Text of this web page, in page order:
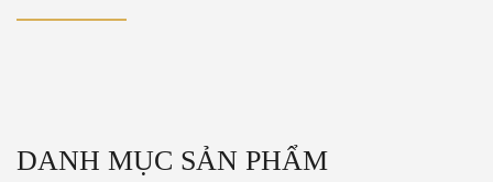
DANH MỤC SẢN PHẨM